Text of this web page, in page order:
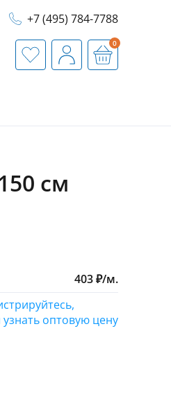
+7 (495) 784-7788
ИзбранноеПрофильКорзина
0
см
403₽/м.
оптовую цену